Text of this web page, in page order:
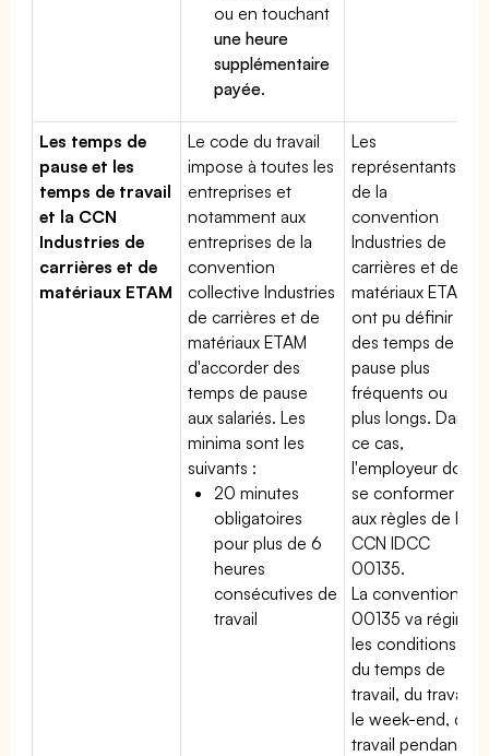
ou en touchant
une heure
supplémentaire
payée.
Les temps de
pause et les
temps de travail
et la CCN
Industries de
carrières et de
matériaux ETAM
Le code du travail
impose à toutes les
entreprises et
notamment aux
entreprises de la
convention
collective Industries
de carrières et de
matériaux ETAM
d'accorder des
temps de pause
aux salariés. Les
minima sont les
suivants :
20 minutes
obligatoires
pour plus de 6
heures
consécutives de
travail
Les
représentants
de la
convention
Industries de
carrières et de
matériaux ETAM
ont pu définir
des temps de
pause plus
fréquents ou
plus longs. Dans
ce cas,
l'employeur doit
se conformer
aux règles de la
CCN IDCC
00135.
La convention
00135 va régir
les conditions
du temps de
travail, du travail
le week-end, du
travail pendant